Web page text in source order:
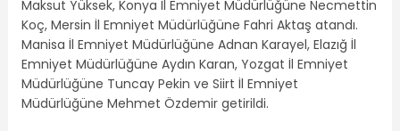
Maksut Yüksek, Konya İl Emniyet Müdürlüğüne Necmettin
Koç, Mersin İl Emniyet Müdürlüğüne Fahri Aktaş atandı.
Manisa İl Emniyet Müdürlüğüne Adnan Karayel, Elazığ İl
Emniyet Müdürlüğüne Aydın Karan, Yozgat İl Emniyet
Müdürlüğüne Tuncay Pekin ve Siirt İl Emniyet
Müdürlüğüne Mehmet Özdemir getirildi.